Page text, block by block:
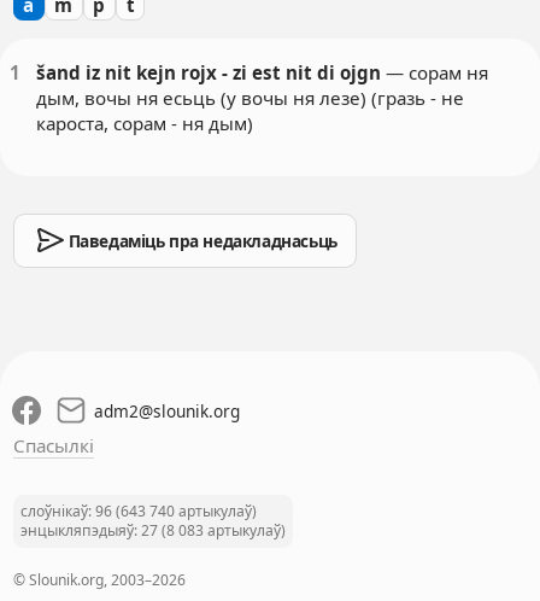
1 šand iz nit kejn rojx - zi est nit di ojgn — сорам ня
дым, вочы ня есьць (у вочы ня лезе) (гразь - не
кароста, сорам - ня дым)
Паведаміць пра недакладнасьць
adm2@slounik.org
Спасылкі
слоўнікаў: 96 (643 740 артыкулаў)
энцыкляпэдыяў: 27 (8 083 артыкулаў)
© Slounik.org, 2003–2026